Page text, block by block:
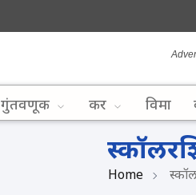
गुंतवणूक कर विमा
Home